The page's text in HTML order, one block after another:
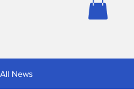
All News